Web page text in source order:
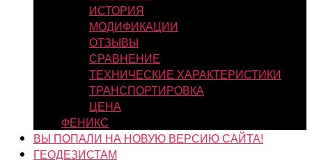
ИСТОРИЯ
МОДИФИКАЦИИ
ОТЗЫВЫ
СРАВНЕНИЕ
ТЕХНИЧЕСКИЕ ХАРАКТЕРИСТИКИ
ТРАНСПОРТИРОВКА
ЦЕНА
ФЕНИКС
ВЫ ПОПАЛИ НА НОВУЮ ВЕРСИЮ САЙТА!
ГЕОДЕЗИСТАМ